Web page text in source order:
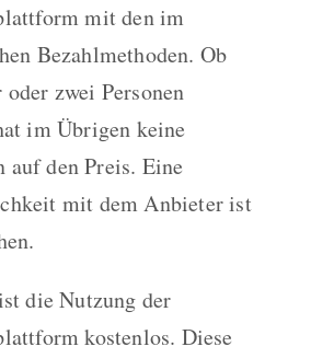
mit den im
Bezahlmethoden. Ob
zwei Personen
im Übrigen keine
auf den Preis. Eine
mit dem Anbieter ist
die Nutzung der
kostenlos. Diese